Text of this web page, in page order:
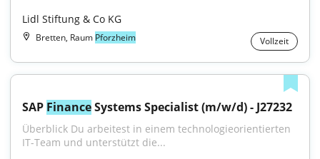
Lidl Stiftung & Co KG
Bretten, Raum Pforzheim Vollzeit
SAP Finance Systems Specialist (m/w/d) - J27232
Überblick Du arbeitest in einem technologieorientierten
IT-Team und unterstützt die...